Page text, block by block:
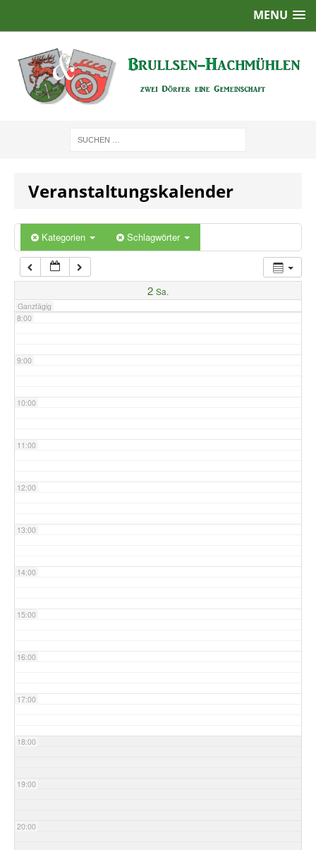
MENU
Veranstaltungskalender
Kategorien Schlagwörter
2 Sa.
Ganztägig
2:00
5:00
7:00
8:00
9:00
10:00
11:00
12:00
13:00
14:00
15:00
16:00
17:00
18:00
19:00
20:00